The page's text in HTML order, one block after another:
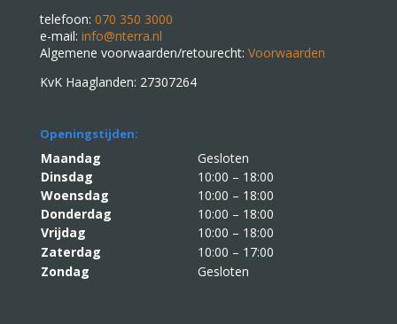
telefoon: 070 350 3000
e-mail: info@nterra.nl
Algemene voorwaarden/retourecht: Voorwaarden
KvK Haaglanden: 27307264
Openingstijden:
Maandag
Gesloten
Dinsdag
10:00 – 18:00
Woensdag
10:00 – 18:00
Donderdag
10:00 – 18:00
Vrijdag
10:00 – 18:00
Zaterdag
10:00 – 17:00
Zondag
Gesloten